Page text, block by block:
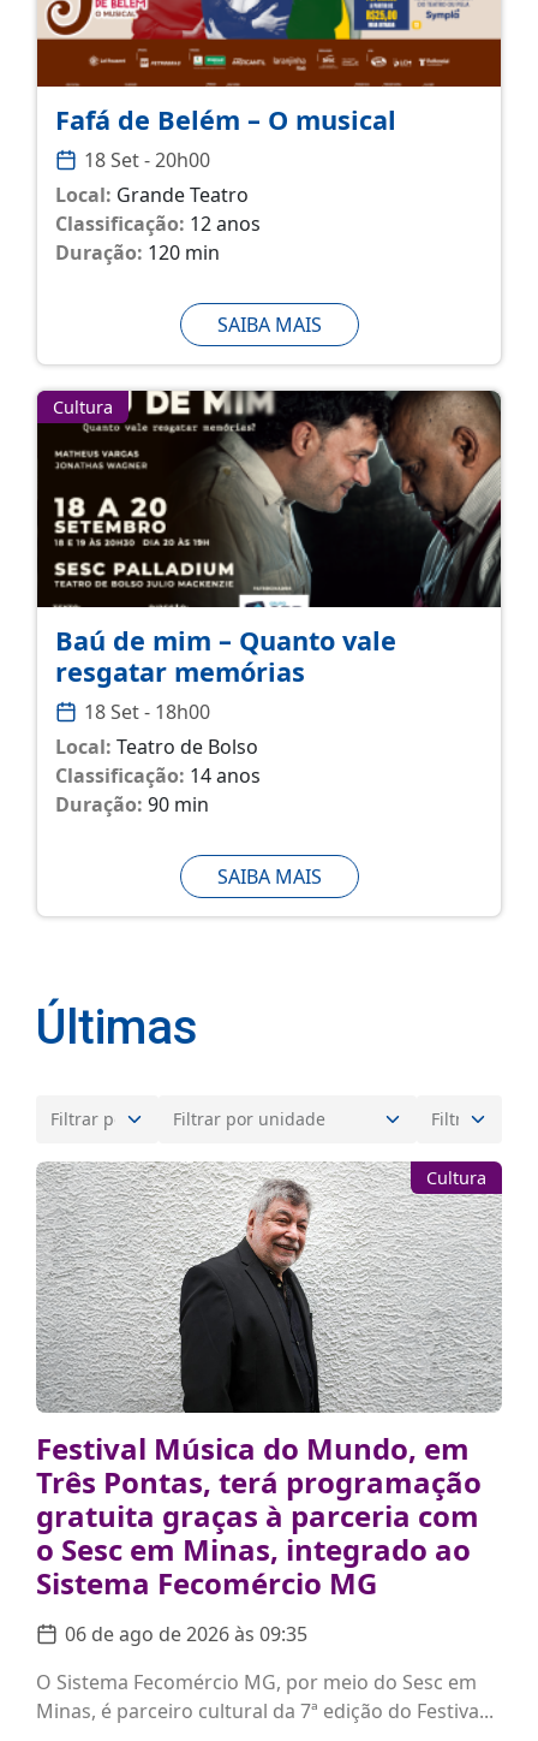
Fafá de Belém – O musical
18 Set - 20h00
Local: Grande Teatro
Classificação: 12 anos
Duração: 120 min
SAIBA MAIS
Cultura
Baú de mim – Quanto vale
resgatar memórias
18 Set - 18h00
Local: Teatro de Bolso
Classificação: 14 anos
Duração: 90 min
SAIBA MAIS
Últimas
Cultura
Festival Música do Mundo, em
Três Pontas, terá programação
gratuita graças à parceria com
o Sesc em Minas, integrado ao
Sistema Fecomércio MG
06 de ago de 2026 às 09:35
O Sistema Fecomércio MG, por meio do Sesc em
Minas, é parceiro cultural da 7ª edição do Festiva...